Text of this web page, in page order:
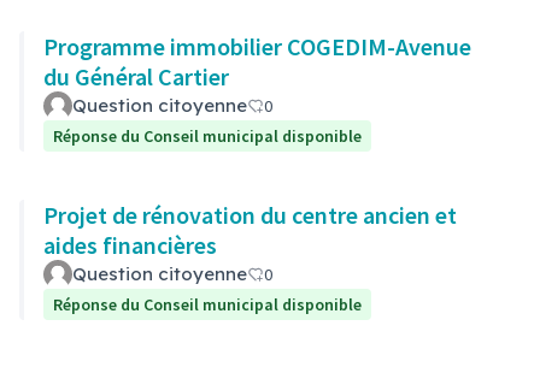
Programme immobilier COGEDIM-Avenue
du Général Cartier
Question citoyenne
0
Réponse du Conseil municipal disponible
Projet de rénovation du centre ancien et
aides financières
Question citoyenne
0
Réponse du Conseil municipal disponible